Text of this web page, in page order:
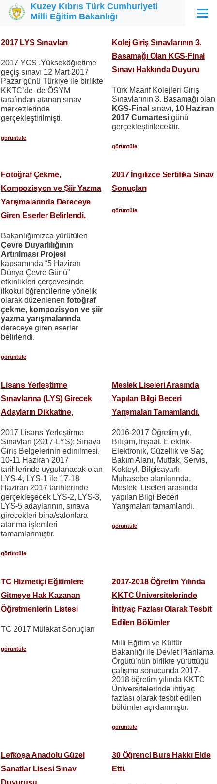
Ana içeriğe atla
Kuzey Kıbrıs Türk Cumhuriyeti
Milli Eğitim Bakanlığı
Menü
2017 LYS Sınavları
2017 YGS ,Yükseköğretime
geçiş sınavı 12 Mart 2017
Pazar günü Türkiye ile birlikte
KKTC’de de ÖSYM
tarafından atanan sınav
merkezlerinde
gerçekleştirilmişti.
görüntüle
Kolej Giriş Sınavlarının 3.
Basamağı Olan KGS-Final
Sınavı Hakkında Duyuru
Türk Maarif Kolejleri Giriş
Sınavlarının 3. Basamağı olan
KGS-Final sınavı, 10 Haziran
2017 Cumartesi günü
gerçekleştirilecektir.
görüntüle
Fotoğraf Çekme,
Kompozisyon ve Şiir Yazma
Yarışmalarında Dereceye
Giren Eserler Belirlendi.
Bakanlığımızca yürütülen
Çevre Duyarlılığının
Artırılması Projesi
kapsamında “5 Haziran
Dünya Çevre Günü”
etkinlikleri çerçevesinde
ilkokul öğrencilerine yönelik
olarak düzenlenen fotoğraf
çekme, kompozisyon ve şiir
yazma yarışmalarında
dereceye giren eserler
belirlendi.
görüntüle
2017 İngilizce Sertifika Sınav
Sonuçları
görüntüle
Lisans Yerleştirme
Sınavlarına (LYS) Girecek
Adayların Dikkatine,
2017 Lisans Yerleştirme
Sınavları (2017-LYS): Sınava
Giriş Belgelerinin edinilmesi,
10-11 Haziran 2017
tarihlerinde uygulanacak olan
LYS-4, LYS-1 ile 17-18
Haziran 2017 tarihlerinde
gerçekleşecek LYS-2, LYS-3,
LYS-5 adaylarının, sınava
girecekleri bina/salonlara
atanma işlemleri
tamamlanmıştır.
görüntüle
Meslek Liseleri Arasında
Yapılan Bilgi Beceri
Yarışmaları Tamamlandı.
2016-2017 Öğretim yılı,
Bilişim, İnşaat, Elektrik-
Elektronik, Güzellik ve Saç
Bakım Alanı, Mutfak, Servis,
Kokteyl, Bilgisayarlı
Muhasebe alanlarında,
Meslek Liseleri arasında
yapılan Bilgi Beceri
Yarışmaları tamamlandı.
görüntüle
TC Hizmetiçi Eğitimlere
Gitmeye Hak Kazanan
Öğretmenlerin Listesi
TC 2017 Mülakat Sonuçları
görüntüle
2017-2018 Öğretim Yılında
KKTC Üniversitelerinde
İhtiyaç Fazlası Olarak Tesbit
Edilen Bölümler
Milli Eğitim ve Kültür
Bakanlığı ile Devlet Planlama
Örgütü’nün birlikte yürüttüğü
çalışma sonucunda 2017-
2018 öğretim yılında KKTC
Üniversitelerinde ihtiyaç
fazlası olarak tesbit edilen
bölümler açıklanmıştır.
görüntüle
Lefkoşa Anadolu Güzel
Sanatlar Lisesi Sınav
Duyurusu
30 Öğrenci Burs Hakkı Elde
Etti.